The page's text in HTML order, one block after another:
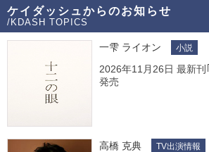
ケイダッシュからのお知らせ
/KDASH TOPICS
一雫 ライオン 小説
2026年11月26日 最新刊
発売
高橋 克典 TV出演情報